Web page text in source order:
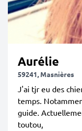
Aurélie
59241, Masnières
J'ai tjr eu des
temps.
guide.
toutou,